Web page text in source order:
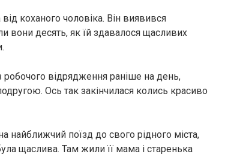
коханого чоловіка. Він виявився
вони десять, як їй здавалося щасливих
робочого відрядження раніше на день,
Ось так закінчилася колись красиво
найближчий поїзд до свого рідного міста,
щаслива. Там жили її мама і старенька